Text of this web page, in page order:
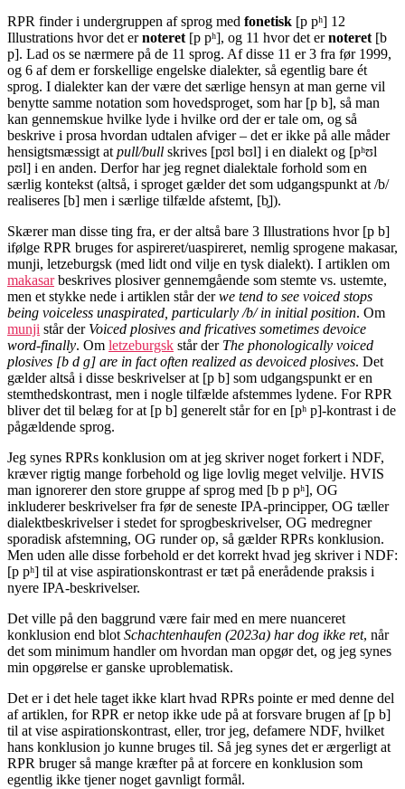
RPR finder i undergruppen af sprog med fonetisk [p pʰ] 12
Illustrations hvor det ernoteret [p pʰ], og 11 hvor det ernoteret [b
p]. Lad os se nærmere på de 11 sprog. Af disse 11 er 3 fra før 1999,
og 6 af dem er forskellige engelske dialekter, så egentlig bare ét
sprog. I dialekter kan der være det særlige hensyn at man gerne vil
benytte samme notation som hovedsproget, som har [p b], så man
kan gennemskue hvilke lyde i hvilke ord der er tale om, og så
beskrive i prosa hvordan udtalen afviger – det er ikke på alle måder
hensigtsmæssigt at pull/bull skrives [pʊl bʊl] i en dialekt og [pʰʊl
pʊl] i en anden. Derfor har jeg regnet dialektale forhold som en
særlig kontekst (altså, i sproget gælder det som udgangspunkt at /b/
realiseres [b] men i særlige tilfælde afstemt, [b̥]).
Skærer man disse ting fra, er der altså bare 3 Illustrations hvor [p b]
ifølge RPR bruges for aspireret/uaspireret, nemlig sprogene makasar,
munji, letzeburgsk (med lidt ond vilje en tysk dialekt). I artiklen om
makasarbeskrives plosiver gennemgående som stemte vs. ustemte,
men et stykke nede i artiklen står derwe tend to see voiced stops
being voiceless unaspirated, particularly /b/ in initial position. Om
munji står der Voiced plosives and fricatives sometimes devoice
word-finally. Om letzeburgsk står der The phonologically voiced
plosives [b d ɡ] are in fact often realized as devoiced plosives. Det
gælder altså i disse beskrivelser at [p b] som udgangspunkt er en
stemthedskontrast, men i nogle tilfælde afstemmes lydene. For RPR
bliver det til belæg for at [p b] generelt står for en [pʰ p]-kontrast i de
pågældende sprog.
Jeg synes RPRs konklusion om at jeg skriver noget forkert i NDF,
kræver rigtig mange forbehold og lige lovlig meget velvilje. HVIS
man ignorerer den store gruppe af sprog med [b p pʰ], OG
inkluderer beskrivelser fra før de seneste IPA-principper, OG tæller
dialektbeskrivelser i stedet for sprogbeskrivelser, OG medregner
sporadisk afstemning, OG runder op, så gælder RPRs konklusion.
Men uden alle disse forbehold er det korrekt hvad jeg skriver i NDF:
[p pʰ] til at vise aspirationskontrast er tæt på enerådende praksis i
nyere IPA-beskrivelser.
Det ville på den baggrund være fair med en mere nuanceret
konklusion end blot Schachtenhaufen (2023a) har dog ikke ret, når
det som minimum handler om hvordan man opgør det, og jeg synes
min opgørelse er ganske uproblematisk.
Det er i det hele taget ikke klart hvad RPRs pointe er med denne del
af artiklen, for RPR er netop ikke ude på at forsvare brugen af [p b]
til at vise aspirationskontrast, eller, tror jeg, defamere NDF, hvilket
hans konklusion jo kunne bruges til. Så jeg synes det er ærgerligt at
RPR bruger så mange kræfter på at forcere en konklusion som
egentlig ikke tjener noget gavnligt formål.